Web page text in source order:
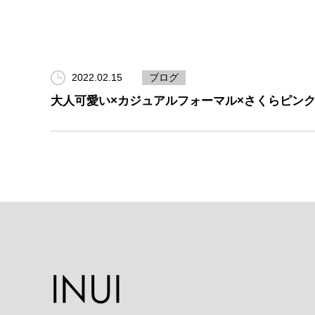
2022.02.15 ブログ
大人可愛い×カジュアルフォーマル×さくらピンク